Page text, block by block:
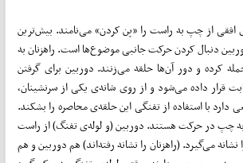
از چپ به راست را «پن کردن» می‌نامند. بیش‌ترین
دنبال کردن حرکت جانبی موضوع‌ها است. راهزنان به
کرده و دور آن‌ها حلقه می‌زنند. دوربین برای گرفتن
قرار داده می‌شود و از روی شانه‌ی‌ یکی از سرنشینان،
دارد با استفاده از تفنگی این حلقه‌ی ‌محاصره را بشکند.
چپ در حرکت هستند. دوربین (و لوله‌ی تفنگ) از راست
می‌گیرد. (راهزنان را نشانه رفته‌اند) هم دوربین و هم